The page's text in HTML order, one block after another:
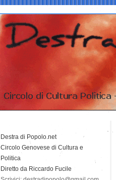
Destra di Popolo.net
Circolo Genovese di Cultura e
Politica
Diretto da Riccardo Fucile